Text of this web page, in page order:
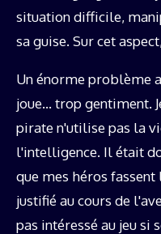
situation difficile,
sa guise. Sur cet
Un énorme problème
joue… trop gentiment.
pirate n'utilise pas la
l'intelligence. Il était
que mes héros
justifié au cours de
pas intéressé au jeu si